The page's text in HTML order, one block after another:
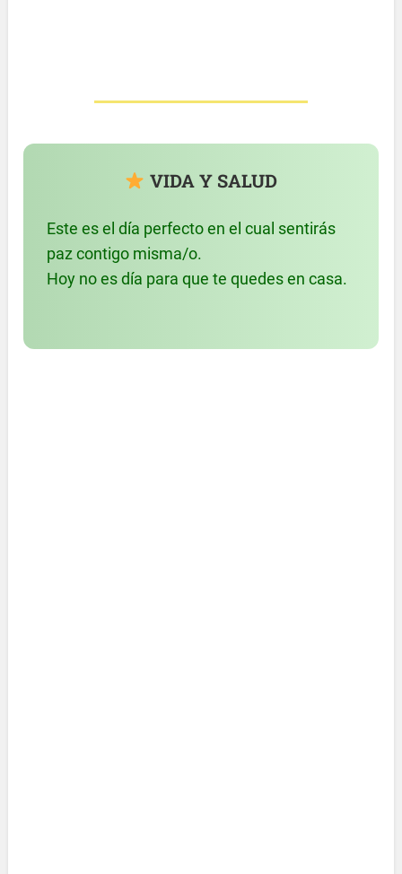
VIDA Y SALUD
Este es el día perfecto en el cual sentirás
paz contigo misma/o.
Hoy no es día para que te quedes en casa.